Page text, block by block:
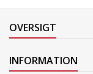
OVERSIGT
INFORMATION